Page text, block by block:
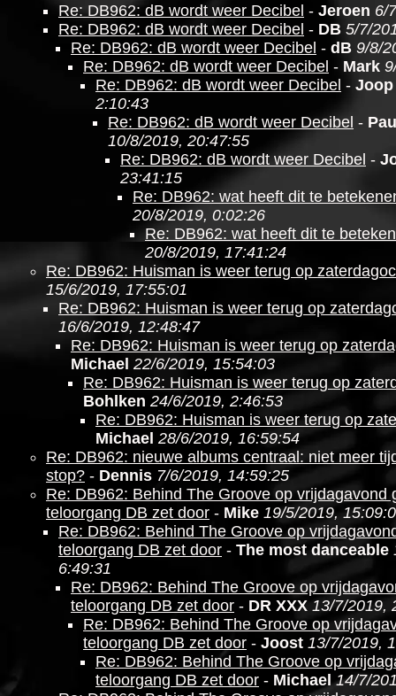
Re: DB962: dB wordt weer Decibel - Jeroen 6/
Re: DB962: dB wordt weer Decibel - DB 5/7/
Re: DB962: dB wordt weer Decibel - dB 9/8/
Re: DB962: dB wordt weer Decibel - Mark
Re: DB962: dB wordt weer Decibel - Joop
2:10:43
Re: DB962: dB wordt weer Decibel -
10/8/2019, 20:47:55
Re: DB962: dB wordt weer Decibel -
23:41:15
Re: DB962: wat heeft dit te
20/8/2019, 0:02:26
Re: DB962: wat heeft dit te
20/8/2019, 17:41:24
Re: DB962: Huisman is weer terug op
15/6/2019, 17:55:01
Re: DB962: Huisman is weer terug op
16/6/2019, 12:48:47
Re: DB962: Huisman is weer terug op
Michael 22/6/2019, 15:54:03
Re: DB962: Huisman is weer terug op
Bohlken 24/6/2019, 2:46:53
Re: DB962: Huisman is weer terug op
Michael 28/6/2019, 16:59:54
Re: DB962: nieuwe albums centraal: niet meer
stop? - Dennis 7/6/2019, 14:59:25
Re: DB962: Behind The Groove op vrijdagavond
teloorgang DB zet door - Mike 19/5/2019,
Re: DB962: Behind The Groove op
teloorgang DB zet door - The most danceable
6:49:31
Re: DB962: Behind The Groove op
teloorgang DB zet door - DR XXX 13/7/2019,
Re: DB962: Behind The Groove op
teloorgang DB zet door - Joost 13/7/2019,
Re: DB962: Behind The Groove op
teloorgang DB zet door - Michael 14/7/